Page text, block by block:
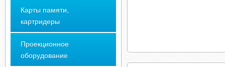
Карты памяти,
картридеры
Проекционное
оборудование